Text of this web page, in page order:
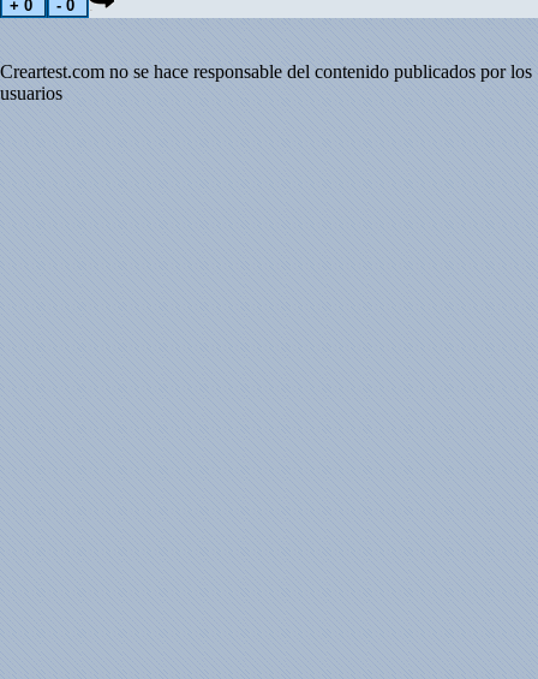
Creartest.com no se hace responsable del contenido publicados por los
usuarios